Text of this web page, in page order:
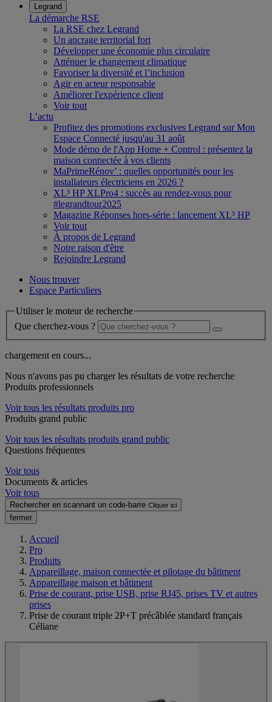
Legrand
La démarche RSE
La RSE chez Legrand
Un ancrage territorial fort
Développer une économie plus circulaire
Atténuer le changement climatique
Favoriser la diversité et l’inclusion
Agir en acteur responsable
Améliorer l'expérience client
Voir tout
L’actu
Profitez des promotions exclusives Legrand sur Mon
Espace Connecté jusqu'au 31 août
Mode démo de l'App Home + Control : présentez la
maison connectée à vos clients
MaPrimeRénov’ : quelles opportunités pour les
installateurs électriciens en 2026 ?
XL³ HP XLPro4 : succès au rendez-vous pour
#legrandtour2025
Magazine Réponses hors-série : lancement XL³ HP
Voir tout
À propos de Legrand
Notre raison d'être
Rejoindre Legrand
Nous trouver
Espace Particuliers
Utiliser le moteur de recherche
Que cherchez-vous ?
chargement en cours...
Nous n'avons pas pu charger les résultats de votre recherche
Produits professionnels
Voir tous les résultats produits pro
Produits grand public
Voir tous les résultats produits grand public
Questions fréquentes
Voir tous
Documents & articles
Voir tous
Rechercher en scannant un code-barre Cliquer ici
fermer
Accueil
Pro
Produits
Appareillage, maison connectée et pilotage du bâtiment
Appareillage maison et bâtiment
Prise de courant, prise USB, prise RJ45, prises TV et autres
prises
Prise de courant triple 2P+T précâblée standard français
Céliane